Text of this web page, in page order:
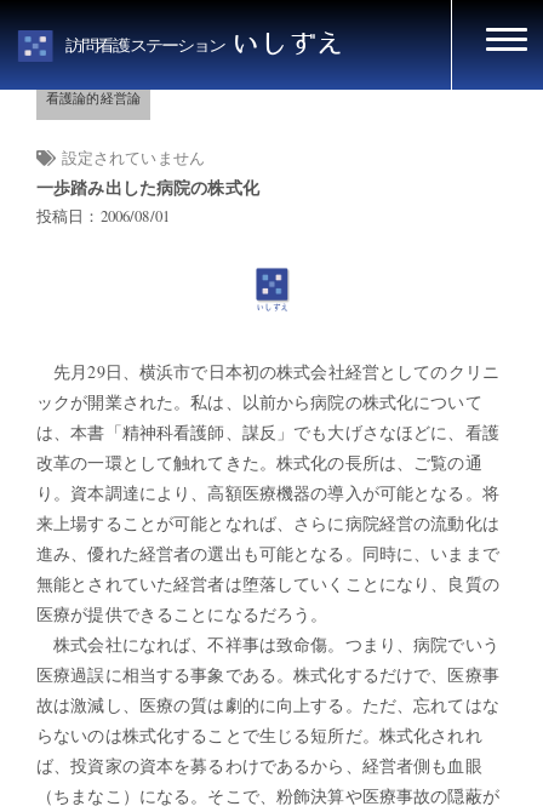
訪問看護ステーション いしずえ
HOME 看護論的経営論
看護論的経営論
設定されていません
一歩踏み出した病院の株式化
投稿日：2006/08/01
先月29日、横浜市で日本初の株式会社経営としてのクリニ
ックが開業された。私は、以前から病院の株式化について
は、本書「精神科看護師、謀反」でも大げさなほどに、看護
改革の一環として触れてきた。株式化の長所は、ご覧の通
り。資本調達により、高額医療機器の導入が可能となる。将
来上場することが可能となれば、さらに病院経営の流動化は
進み、優れた経営者の選出も可能となる。同時に、いままで
無能とされていた経営者は堕落していくことになり、良質の
医療が提供できることになるだろう。
株式会社になれば、不祥事は致命傷。つまり、病院でいう
医療過誤に相当する事象である。株式化するだけで、医療事
故は激減し、医療の質は劇的に向上する。ただ、忘れてはな
らないのは株式化することで生じる短所だ。株式化されれ
ば、投資家の資本を募るわけであるから、経営者側も血眼
（ちまなこ）になる。そこで、粉飾決算や医療事故の隠蔽が